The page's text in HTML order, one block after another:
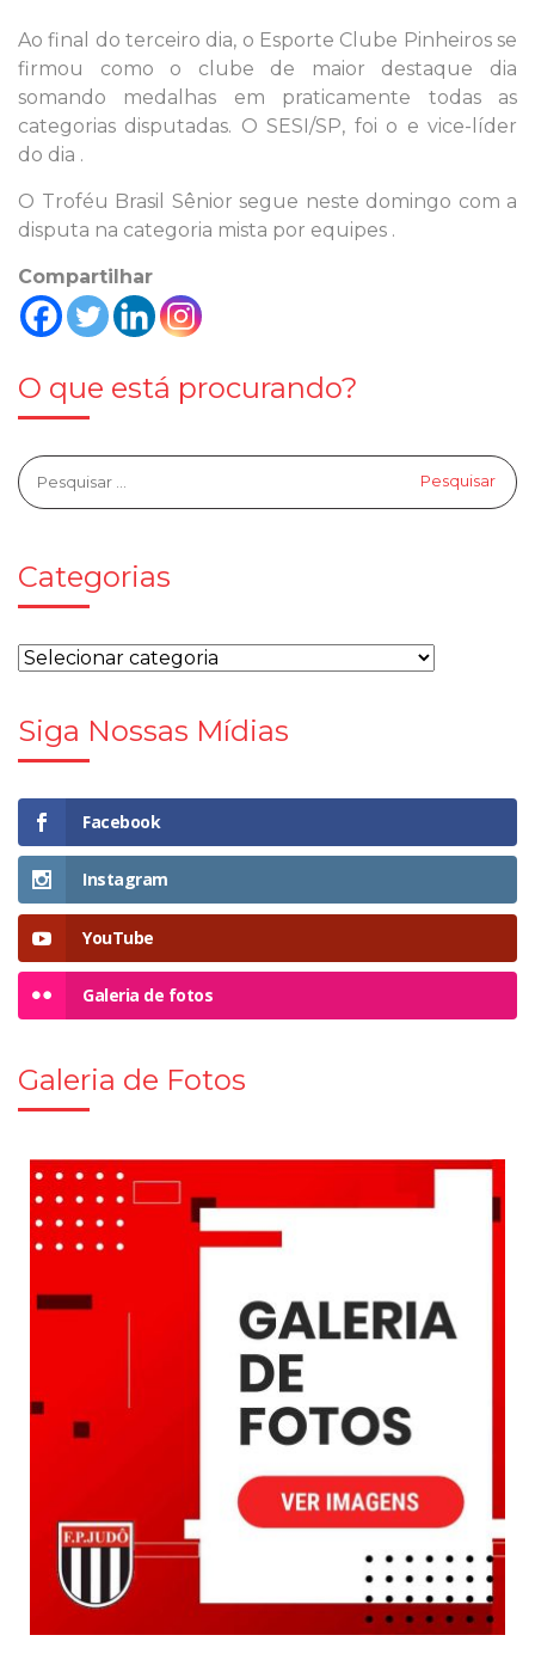
Ao final do terceiro dia, o Esporte Clube Pinheiros se
firmou como o clube de maior destaque dia
somando medalhas em praticamente todas as
categorias disputadas. O SESI/SP, foi o e vice-líder
do dia .
O Troféu Brasil Sênior segue neste domingo com a
disputa na categoria mista por equipes .
Compartilhar
O que está procurando?
Categorias
Siga Nossas Mídias
Facebook
Instagram
YouTube
Galeria de fotos
Galeria de Fotos